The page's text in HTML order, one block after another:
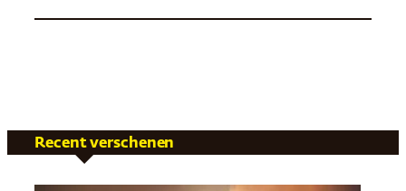
Recent verschenen